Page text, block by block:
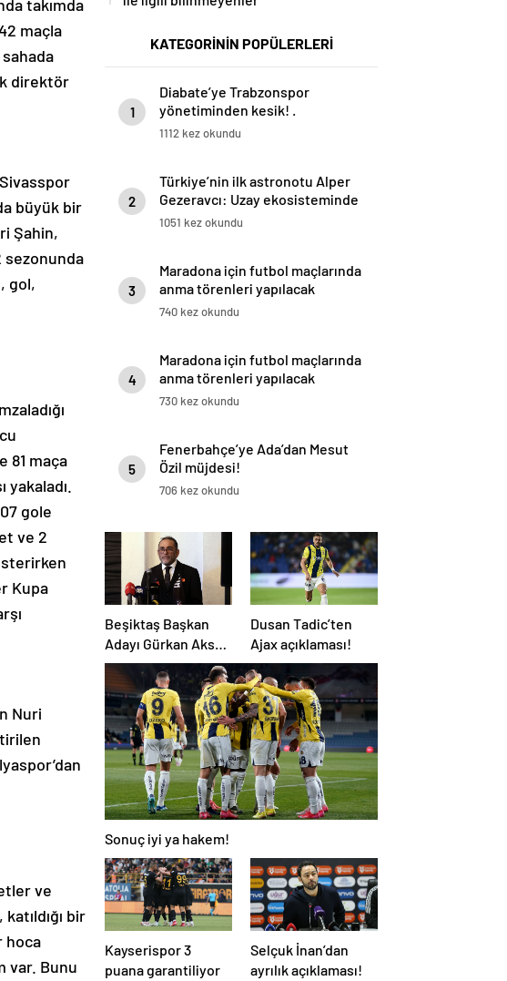
takımda
maçla
direktör
büyük bir
Şahin,
sezonunda
gol,
81 maça
yakaladı.
gole
ve 2
Kupa
Nuri
ve
bir
hoca
var. Bunu
KATEGORİNİN POPÜLERLERİ
1
Diabate’ye Trabzonspor
yönetiminden kesik! .
1112 kez okundu
2
Türkiye’nin ilk astronotu Alper
Gezeravcı: Uzay ekosisteminde
hızlı ilerliyoruz
1051 kez okundu
3
Maradona için futbol maçlarında
anma törenleri yapılacak
740 kez okundu
4
Maradona için futbol maçlarında
anma törenleri yapılacak
730 kez okundu
5
Fenerbahçe’ye Ada’dan Mesut
Özil müjdesi!
706 kez okundu
Beşiktaş Başkan
Adayı Gürkan Aksoy
yönetim kurulu
listesini tanıttı
Dusan Tadic’ten
Ajax açıklaması!
Sonuç iyi ya hakem!
Kayserispor 3
puana garantiliyor
Selçuk İnan’dan
ayrılık açıklaması!